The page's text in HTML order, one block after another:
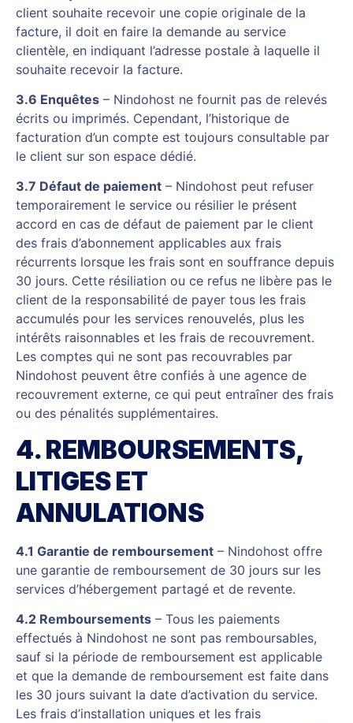
client souhaite recevoir une copie originale de la
facture, il doit en faire la demande au service
clientèle, en indiquant l’adresse postale à laquelle il
souhaite recevoir la facture.
3.6 Enquêtes – Nindohost ne fournit pas de relevés
écrits ou imprimés. Cependant, l’historique de
facturation d’un compte est toujours consultable par
le client sur son espace dédié.
3.7 Défaut de paiement – Nindohost peut refuser
temporairement le service ou résilier le présent
accord en cas de défaut de paiement par le client
des frais d’abonnement applicables aux frais
récurrents lorsque les frais sont en souffrance depuis
30 jours. Cette résiliation ou ce refus ne libère pas le
client de la responsabilité de payer tous les frais
accumulés pour les services renouvelés, plus les
intérêts raisonnables et les frais de recouvrement.
Les comptes qui ne sont pas recouvrables par
Nindohost peuvent être confiés à une agence de
recouvrement externe, ce qui peut entraîner des frais
ou des pénalités supplémentaires.
4. REMBOURSEMENTS,
LITIGES ET
ANNULATIONS
4.1 Garantie de remboursement – Nindohost offre
une garantie de remboursement de 30 jours sur les
services d’hébergement partagé et de revente.
4.2 Remboursements – Tous les paiements
effectués à Nindohost ne sont pas remboursables,
sauf si la période de remboursement est applicable
et que la demande de remboursement est faite dans
les 30 jours suivant la date d’activation du service.
Les frais d’installation uniques et les frais